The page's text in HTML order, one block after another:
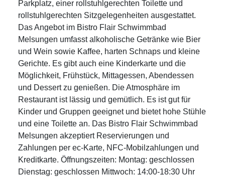
Parkplatz, einer rollstuhlgerechten Toilette und
rollstuhlgerechten Sitzgelegenheiten ausgestattet.
Das Angebot im Bistro Flair Schwimmbad
Melsungen umfasst alkoholische Getränke wie Bier
und Wein sowie Kaffee, harten Schnaps und kleine
Gerichte. Es gibt auch eine Kinderkarte und die
Möglichkeit, Frühstück, Mittagessen, Abendessen
und Dessert zu genießen. Die Atmosphäre im
Restaurant ist lässig und gemütlich. Es ist gut für
Kinder und Gruppen geeignet und bietet hohe Stühle
und eine Toilette an. Das Bistro Flair Schwimmbad
Melsungen akzeptiert Reservierungen und
Zahlungen per ec-Karte, NFC-Mobilzahlungen und
Kreditkarte. Öffnungszeiten: Montag: geschlossen
Dienstag: geschlossen Mittwoch: 14:00-18:30 Uhr